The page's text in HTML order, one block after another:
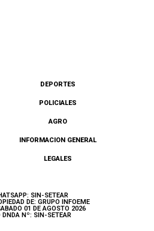
DEPORTES
POLICIALES
AGRO
INFORMACION GENERAL
LEGALES
SIN-SETEAR
DE: GRUPO INFOEME
01 DE AGOSTO 2026
DNDA Nº: SIN-SETEAR